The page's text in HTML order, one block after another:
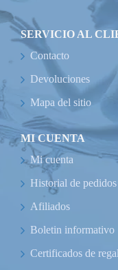
SERVICIO AL
Contacto
Devoluciones
Mapa del sitio
MI CUENTA
Mi cuenta
Historial de pedidos
Afiliados
Boletin informativo
Certificados de